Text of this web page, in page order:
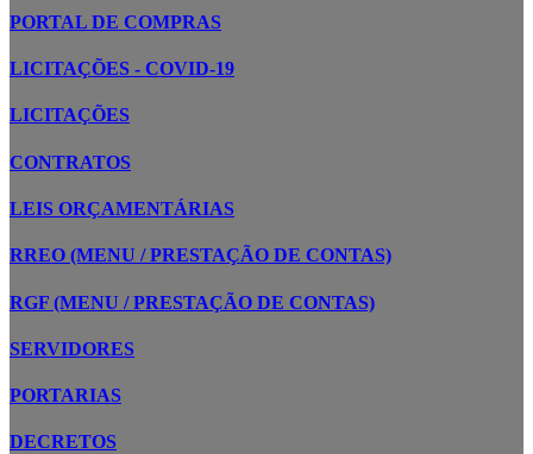
PORTAL DE COMPRAS
LICITAÇÕES - COVID-19
LICITAÇÕES
CONTRATOS
LEIS ORÇAMENTÁRIAS
RREO (MENU / PRESTAÇÃO DE CONTAS)
RGF (MENU / PRESTAÇÃO DE CONTAS)
SERVIDORES
PORTARIAS
DECRETOS